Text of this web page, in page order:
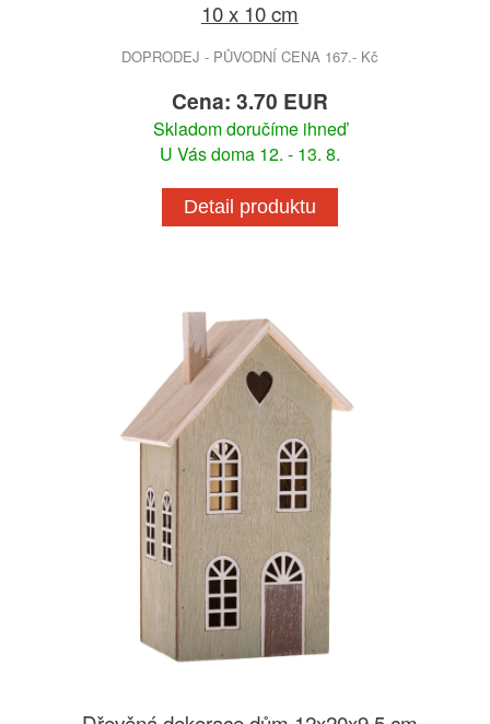
10 x 10 cm
DOPRODEJ - PŮVODNÍ CENA 167.- Kč
Cena: 3.70 EUR
Skladom doručíme ihneď
U Vás doma 12. - 13. 8.
Detail produktu